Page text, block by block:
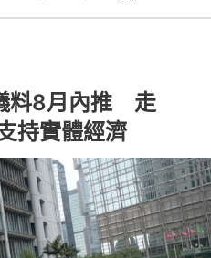
料8月內推 走
持實體經濟